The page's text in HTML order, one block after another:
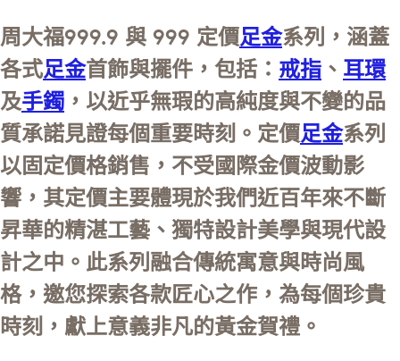
周大福999.9 與 999 定價足金系列，涵蓋
各式足金首飾與擺件，包括： 戒指 、 耳環
及手鐲 ，以近乎無瑕的高純度與不變的品
質承諾見證每個重要時刻。定價足金系列
以固定價格銷售，不受國際金價波動影
響，其定價主要體現於我們近百年來不斷
昇華的精湛工藝、獨特設計美學與現代設
計之中。此系列融合傳統寓意與時尚風
格，邀您探索各款匠心之作，為每個珍貴
時刻，獻上意義非凡的黃金賀禮。